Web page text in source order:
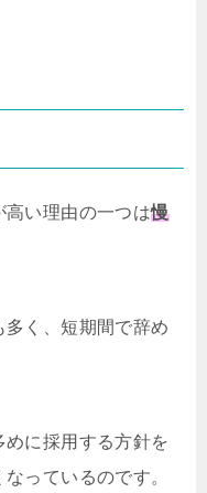
高い理由の一つは慢
く、短期間で辞め
に採用する方針を
っているのです。